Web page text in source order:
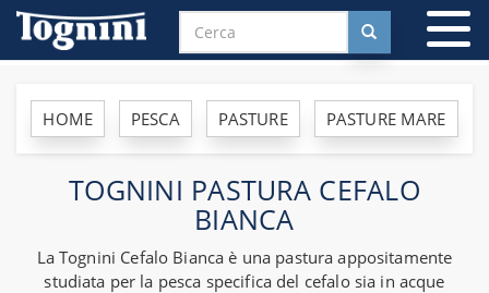
HOME PESCA PASTURE PASTURE MARE
TOGNINI PASTURA CEFALO
BIANCA
La Tognini Cefalo Bianca è una pastura appositamente
studiata per la pesca specifica del cefalo sia in acque